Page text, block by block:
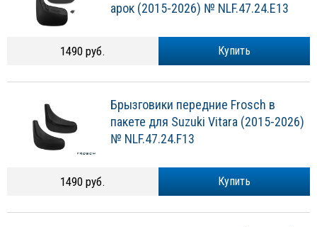
арок (2015-2026) № NLF.47.24.E13
Купить
1490 руб.
Брызговики передние Frosch в
пакете для Suzuki Vitara (2015-2026)
№ NLF.47.24.F13
Купить
1490 руб.